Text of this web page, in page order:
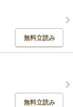
無料立読み
無料立読み